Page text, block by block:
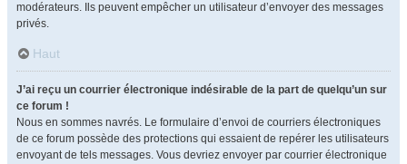
modérateurs. Ils peuvent empêcher un utilisateur d’envoyer des messages
privés.
Haut
J’ai reçu un courrier électronique indésirable de la part de quelqu’un sur
ce forum !
Nous en sommes navrés. Le formulaire d’envoi de courriers électroniques
de ce forum possède des protections qui essaient de repérer les utilisateurs
envoyant de tels messages. Vous devriez envoyer par courrier électronique